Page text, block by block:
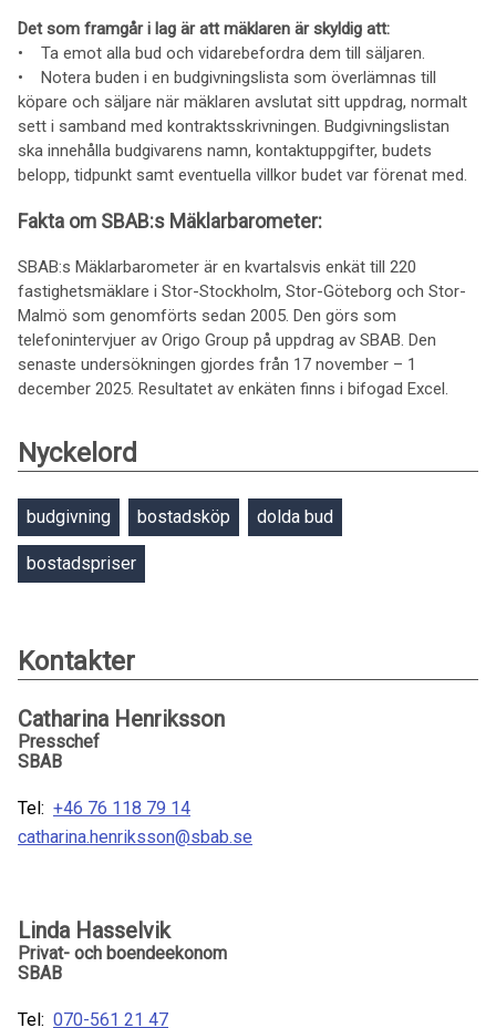
Det som framgår i lag är att mäklaren är skyldig att:
• Ta emot alla bud och vidarebefordra dem till säljaren.
• Notera buden i en budgivningslista som överlämnas till
köpare och säljare när mäklaren avslutat sitt uppdrag, normalt
sett i samband med kontraktsskrivningen. Budgivningslistan
ska innehålla budgivarens namn, kontaktuppgifter, budets
belopp, tidpunkt samt eventuella villkor budet var förenat med.
Fakta om SBAB:s Mäklarbarometer:
SBAB:s Mäklarbarometer är en kvartalsvis enkät till 220
fastighetsmäklare i Stor-Stockholm, Stor-Göteborg och Stor-
Malmö som genomförts sedan 2005. Den görs som
telefonintervjuer av Origo Group på uppdrag av SBAB. Den
senaste undersökningen gjordes från 17 november – 1
december 2025. Resultatet av enkäten finns i bifogad Excel.
Nyckelord
budgivning bostadsköp dolda bud
bostadspriser
Kontakter
Catharina Henriksson
Presschef
SBAB
Tel: +46 76 118 79 14
catharina.henriksson@sbab.se
Linda Hasselvik
Privat- och boendeekonom
SBAB
Tel: 070-561 21 47